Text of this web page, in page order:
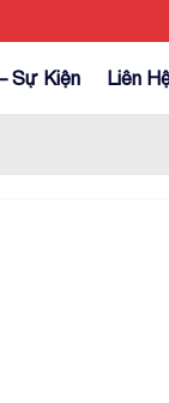
Sự Kiện Liên